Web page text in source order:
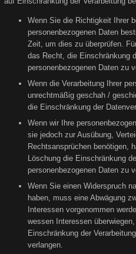
Wenn Sie die Richtigkeit Ihrer
personenbezogenen Daten
Zeit, um dies zu überprüfen.
das Recht, die Einschränkung
personenbezogenen Daten zu
Wenn die Verarbeitung Ihrer
unrechtmäßig geschah /
die Einschränkung der
Wenn wir Ihre
sie jedoch zur Ausübung,
Rechtsansprüchen benötigen,
Löschung die Einschränkung
personenbezogenen Daten zu
Wenn Sie einen Widerspruch
haben, muss eine Abwägung
Interessen vorgenommen
wessen Interessen
Einschränkung der
verlangen.